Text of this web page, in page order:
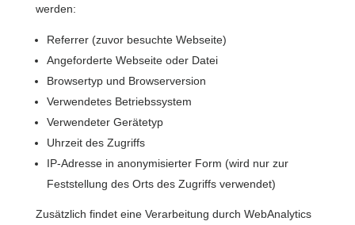
werden:
Referrer (zuvor besuchte Webseite)
Angeforderte Webseite oder Datei
Browsertyp und Browserversion
Verwendetes Betriebssystem
Verwendeter Gerätetyp
Uhrzeit des Zugriffs
IP-Adresse in anonymisierter Form (wird nur zur
Feststellung des Orts des Zugriffs verwendet)
Zusätzlich findet eine Verarbeitung durch WebAnalytics